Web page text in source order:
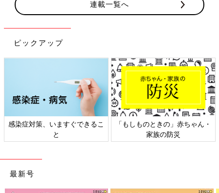
連載一覧へ
ピックアップ
日本外来小児科学会リーフレッ
ト検討会
六星占術 細木かおりさんの人生
相談
最新号